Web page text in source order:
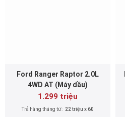
Ford Ranger Raptor 2.0L
4WD AT (Máy dầu)
1.299 triệu
Trả hàng tháng từ: 22 triệu x 60